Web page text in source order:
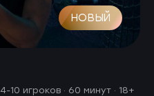
НОВЫЙ
4-10 игроков · 60 минут · 18+